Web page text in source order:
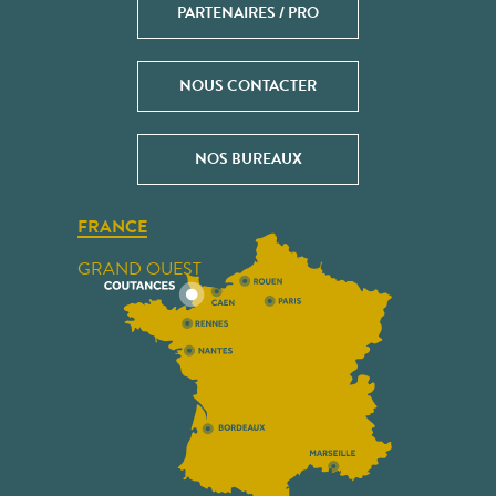
PARTENAIRES / PRO
NOUS CONTACTER
NOS BUREAUX
FRANCE
GRAND OUEST